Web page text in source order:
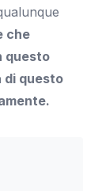
che
questo
di questo